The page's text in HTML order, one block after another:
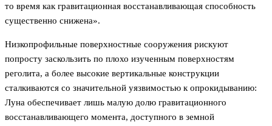
то время как гравитационная восстанавливающая способность
существенно снижена».
Низкопрофильные поверхностные сооружения рискуют
попросту заскользить по плохо изученным поверхностям
реголита, а более высокие вертикальные конструкции
сталкиваются со значительной уязвимостью к опрокидыванию:
Луна обеспечивает лишь малую долю гравитационного
восстанавливающего момента, доступного в земной